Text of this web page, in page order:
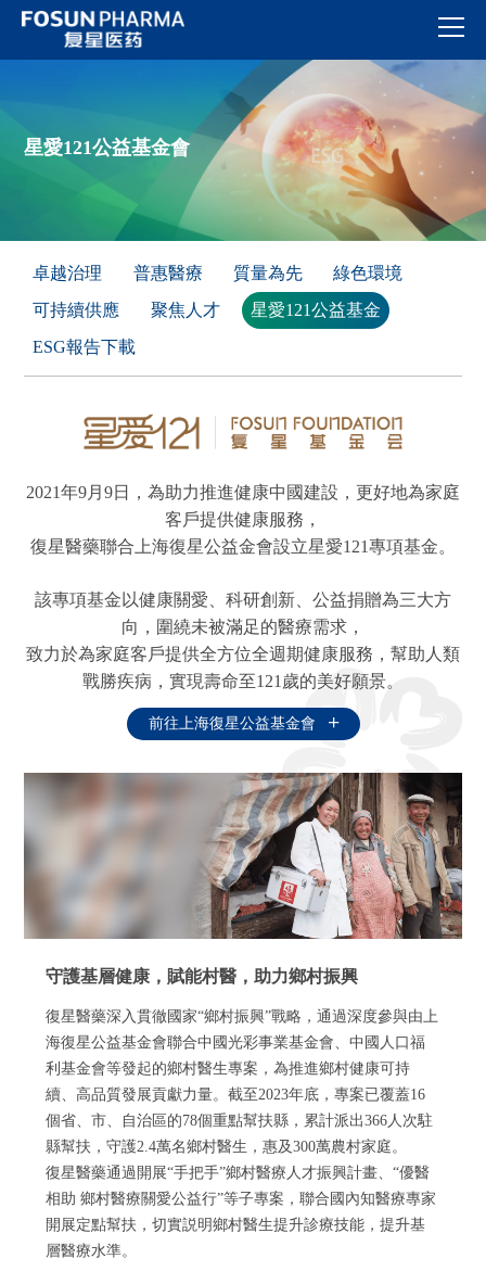
星愛121公益基金會
卓越治理 普惠醫療 質量為先
綠色環境
可持續供應
聚焦人才
星愛121公益基金
ESG報告下載
2021年9月9日，為助力推進健康中國建設，更好地為家庭
客戶提供健康服務，
復星醫藥聯合上海復星公益金會設立星愛121專項基金。
該專項基金以健康關愛、科研創新、公益捐贈為三大方
向，圍繞未被滿足的醫療需求，
致力於為家庭客戶提供全方位全週期健康服務，幫助人類
戰勝疾病，實現壽命至121歲的美好願景。
前往上海復星公益基金會
守護基層健康，賦能村醫，助力鄉村振興
復星醫藥深入貫徹國家“鄉村振興”戰略，通過深度參與由上
海復星公益基金會聯合中國光彩事業基金會、中國人口福
利基金會等發起的鄉村醫生專案，為推進鄉村健康可持
續、高品質發展貢獻力量。截至2023年底，專案已覆蓋16
個省、市、自治區的78個重點幫扶縣，累計派出366人次駐
縣幫扶，守護2.4萬名鄉村醫生，惠及300萬農村家庭。
復星醫藥通過開展“手把手”鄉村醫療人才振興計畫、“優醫
相助 鄉村醫療關愛公益行”等子專案，聯合國內知醫療專家
開展定點幫扶，切實説明鄉村醫生提升診療技能，提升基
層醫療水準。